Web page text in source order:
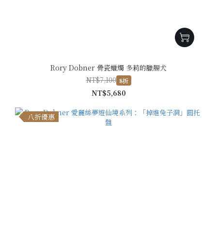
Rory Dobner 骨瓷蠟燭 多莉的臘腸犬
NT$7,100 8折
NT$5,680
八折優惠